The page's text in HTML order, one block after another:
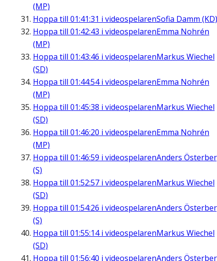
(MP)
Hoppa till 01:41:31 i videospelarenSofia Damm (KD)
Hoppa till 01:42:43 i videospelarenEmma Nohrén
(MP)
Hoppa till 01:43:46 i videospelarenMarkus Wiechel
(SD)
Hoppa till 01:44:54i videospelarenEmma Nohrén
(MP)
Hoppa till 01:45:38 i videospelarenMarkus Wiechel
(SD)
Hoppa till 01:46:20 i videospelarenEmma Nohrén
(MP)
Hoppa till 01:46:59 i videospelarenAnders
(S)
Hoppa till 01:52:57 i videospelarenMarkus Wiechel
(SD)
Hoppa till 01:54:26 i videospelarenAnders
(S)
Hoppa till 01:55:14i videospelarenMarkus Wiechel
(SD)
Hoppa till 01:56:40 i videospelarenAnders